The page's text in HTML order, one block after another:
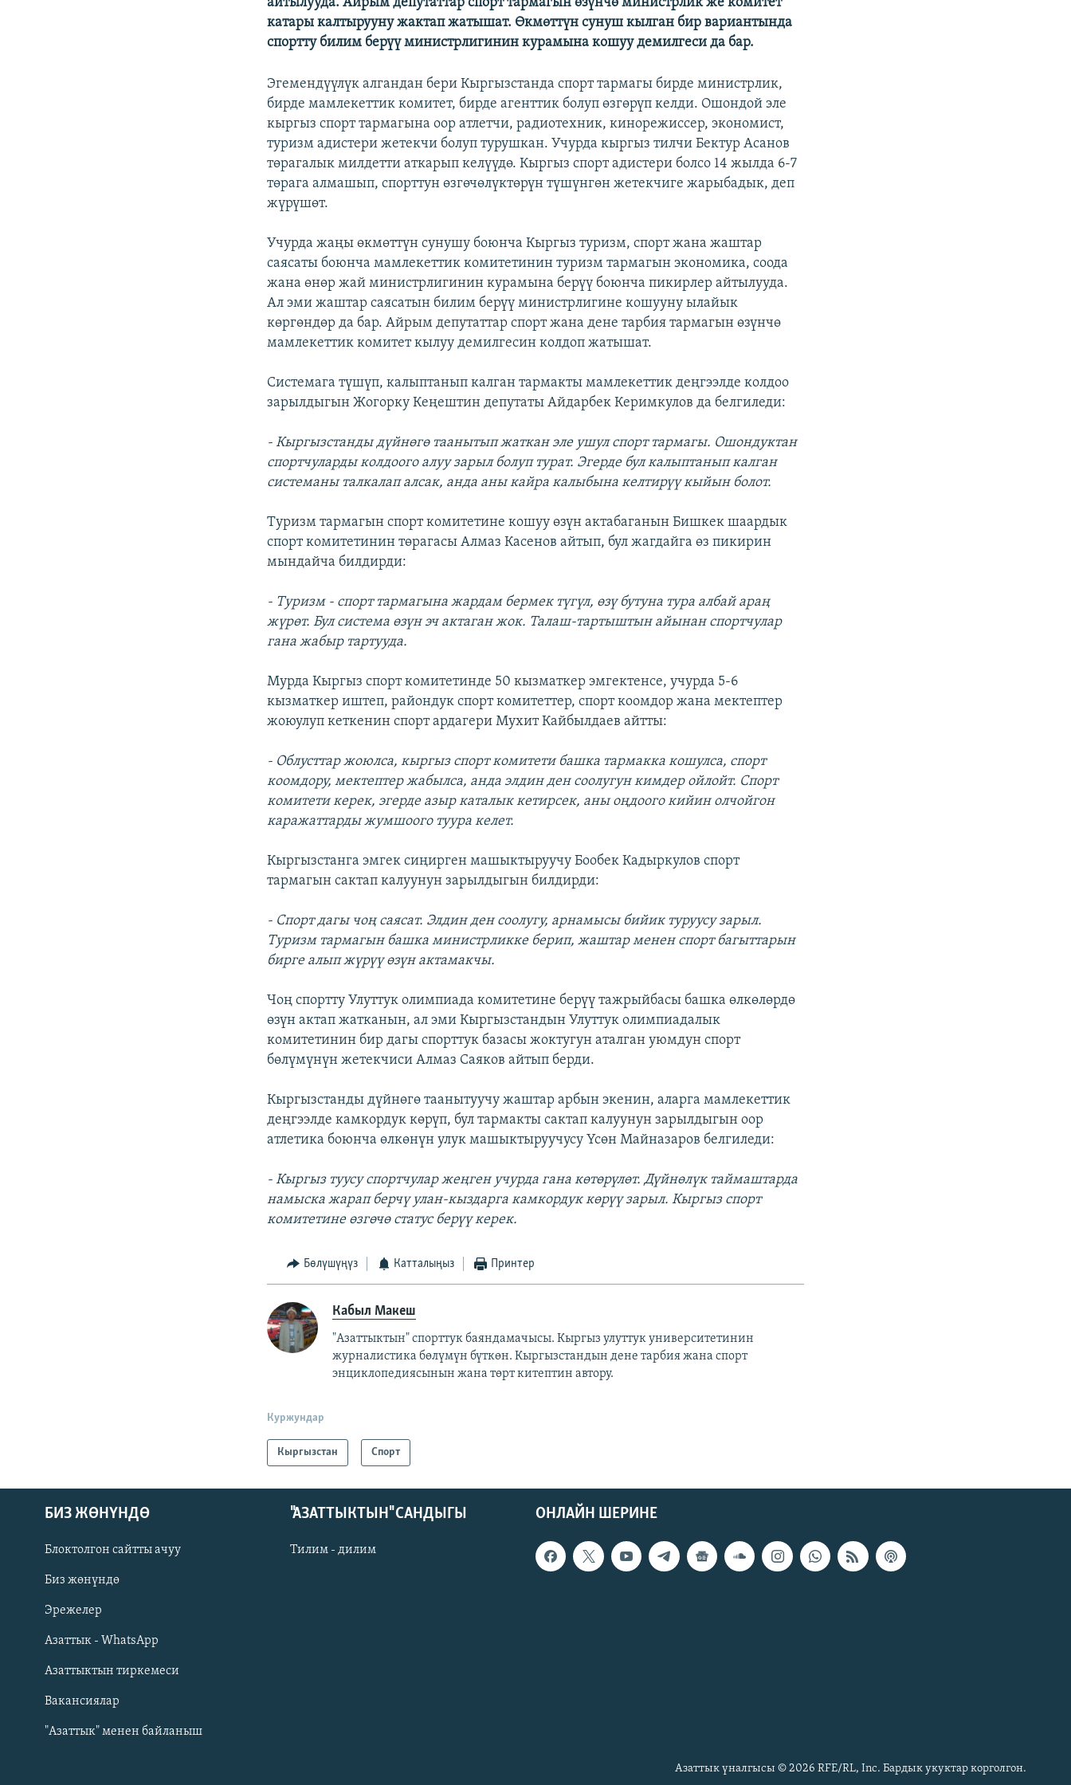
Русский
ОНЛАЙН ШЕРИНЕ
айтылууда. Айрым депутаттар спорт тармагын өзүнчө министрлик же комитет
катары калтырууну жактап жатышат. Өкмөттүн сунуш кылган бир вариантында
спортту билим берүү министрлигинин курамына кошуу демилгеси да бар.
Эгемендүүлүк алгандан бери Кыргызстанда спорт тармагы бирде министрлик,
бирде мамлекеттик комитет, бирде агенттик болуп өзгөрүп келди. Ошондой эле
кыргыз спорт тармагына оор атлетчи, радиотехник, кинорежиссер, экономист,
туризм адистери жетекчи болуп турушкан. Учурда кыргыз тилчи Бектур Асанов
төрагалык милдетти аткарып келүүдө. Кыргыз спорт адистери болсо 14 жылда 6-7
төрага алмашып, спорттун өзгөчөлүктөрүн түшүнгөн жетекчиге жарыбадык, деп
жүрүшөт.
Учурда жаңы өкмөттүн сунушу боюнча Кыргыз туризм, спорт жана жаштар
саясаты боюнча мамлекеттик комитетинин туризм тармагын экономика, соода
жана өнөр жай министрлигинин курамына берүү боюнча пикирлер айтылууда.
Ал эми жаштар саясатын билим берүү министрлигине кошууну ылайык
көргөндөр да бар. Айрым депутаттар спорт жана дене тарбия тармагын өзүнчө
мамлекеттик комитет кылуу демилгесин колдоп жатышат.
Системага түшүп, калыптанып калган тармакты мамлекеттик деңгээлде колдоо
зарылдыгын Жогорку Кеңештин депутаты Айдарбек Керимкулов да белгиледи:
- Кыргызстанды дүйнөгө таанытып жаткан эле ушул спорт тармагы. Ошондуктан
спортчуларды колдоого алуу зарыл болуп турат. Эгерде бул калыптанып калган
системаны талкалап алсак, анда аны кайра калыбына келтирүү кыйын болот.
Туризм тармагын спорт комитетине кошуу өзүн актабаганын Бишкек шаардык
спорт комитетинин төрагасы Алмаз Касенов айтып, бул жагдайга өз пикирин
мындайча билдирди:
- Туризм - спорт тармагына жардам бермек түгүл, өзү бутуна тура албай араң
жүрөт. Бул система өзүн эч актаган жок. Талаш-тартыштын айынан спортчулар
гана жабыр тартууда.
Мурда Кыргыз спорт комитетинде 50 кызматкер эмгектенсе, учурда 5-6
кызматкер иштеп, райондук спорт комитеттер, спорт коомдор жана мектептер
жоюулуп кеткенин спорт ардагери Мухит Кайбылдаев айтты:
- Облусттар жоюлса, кыргыз спорт комитети башка тармакка кошулса, спорт
коомдору, мектептер жабылса, анда элдин ден соолугун кимдер ойлойт. Спорт
комитети керек, эгерде азыр каталык кетирсек, аны оңдоого кийин олчойгон
каражаттарды жумшоого туура келет.
Кыргызстанга эмгек сиңирген машыктыруучу Бообек Кадыркулов спорт
тармагын сактап калуунун зарылдыгын билдирди:
- Спорт дагы чоң саясат. Элдин ден соолугу, арнамысы бийик туруусу зарыл.
Туризм тармагын башка министрликке берип, жаштар менен спорт багыттарын
бирге алып жүрүү өзүн актамакчы.
Чоң спортту Улуттук олимпиада комитетине берүү тажрыйбасы башка өлкөлөрдө
өзүн актап жатканын, ал эми Кыргызстандын Улуттук олимпиадалык
комитетинин бир дагы спорттук базасы жоктугун аталган уюмдун спорт
бөлүмүнүн жетекчиси Алмаз Саяков айтып берди.
Кыргызстанды дүйнөгө таанытуучу жаштар арбын экенин, аларга мамлекеттик
деңгээлде камкордук көрүп, бул тармакты сактап калуунун зарылдыгын оор
атлетика боюнча өлкөнүн улук машыктыруучусу Үсөн Майназаров белгиледи:
- Кыргыз туусу спортчулар жеңген учурда гана көтөрүлөт. Дүйнөлүк таймаштарда
намыска жарап берчү улан-кыздарга камкордук көрүү зарыл. Кыргыз спорт
комитетине өзгөчө статус берүү керек.
Бөлүшүңүз Катталыңыз Принтер
Кабыл Макеш
"Азаттыктын" спорттук баяндамачысы. Кыргыз улуттук университетинин
журналистика бөлүмүн бүткөн. Кыргызстандын дене тарбия жана спорт
энциклопедиясынын жана төрт китептин автору.
Куржундар
Кыргызстан Спорт
ОНЛАЙН ШЕРИНЕ
БИЗ ЖӨНҮНДӨ
Блоктолгон сайтты ачуу
Биз жөнүндө
Эрежелер
Азаттык - WhatsApp
Азаттыктын тиркемеси
Вакансиялар
"Азаттык" менен байланыш
"АЗАТТЫКТЫН" САНДЫГЫ
Тилим - дилим
Азаттык үналгысы © 2026 RFE/RL, Inc. Бардык укуктар корголгон.